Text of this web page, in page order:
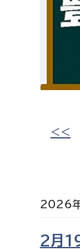
求職
ペット
戸籍住民
福祉健
保険課
<<
2026
2月